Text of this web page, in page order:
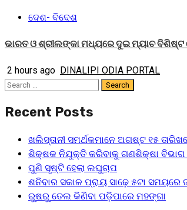
ଦେଶ- ବିଦେଶ
ଭାରତ ଓ ଶ୍ରୀଲଙ୍କା ମଧ୍ୟରେ ଦୁଇ ମ୍ୟାଚ
2 hours ago DINALIPI ODIA PORTAL
Search
Recent Posts
ଖଲିସ୍ତାନୀ ସମର୍ଥକମାନେ ଅଗଷ୍ଟ ୧୫
ଶିକ୍ଷକ ନିଯୁକ୍ତି କରିବାକୁ ଗଣଶିକ୍ଷା
ପୁଣି ସୃଷ୍ଟି ହେଲା ଲଘୁଚାପ
ଶନିବାର ସକାଳ ପ୍ରାୟ ସାଢ଼େ ୫ଟା
ରୁଷରୁ ତେଲ କିଣିବା ପଡ଼ିପାରେ ମହଙ୍ଗା